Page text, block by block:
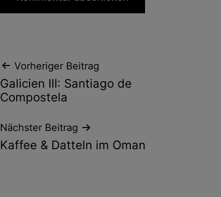
Beitragsnavigation
Vorheriger Beitrag
Galicien III: Santiago de
Compostela
Nächster Beitrag
Kaffee & Datteln im Oman